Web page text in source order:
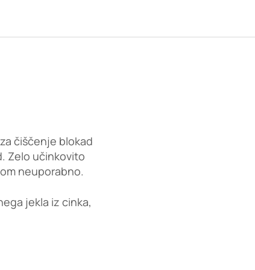
čiščenje blokad
Zelo učinkovito
neuporabno.
jekla iz cinka,